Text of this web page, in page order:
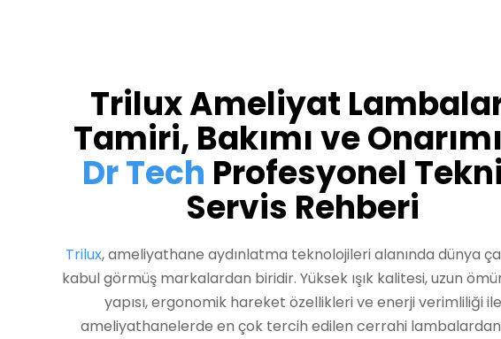
Trilux Ameliyat
Tamiri, Bakımı ve
Dr Tech Profesyonel
Servis Rehberi
Trilux, ameliyathane aydınlatma teknolojileri alanında dünya
kabul görmüş markalardan biridir. Yüksek ışık kalitesi, uzun
yapısı, ergonomik hareket özellikleri ve enerji verimliliği ile
ameliyathanelerde en çok tercih edilen cerrahi